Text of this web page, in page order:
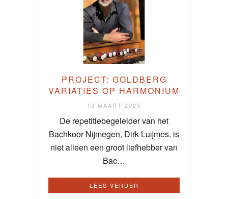
PROJECT: GOLDBERG
VARIATIES OP HARMONIUM
12 MAART 2025
De repetitiebegeleider van het
Bachkoor Nijmegen, Dirk Luijmes, is
niet alleen een groot liefhebber van
Bac…
LEES VERDER